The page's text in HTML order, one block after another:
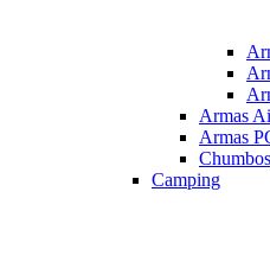
Armas
Armas
Camping